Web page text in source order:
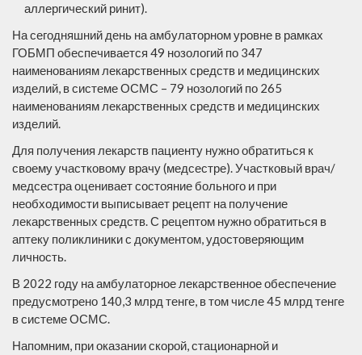
аллергический ринит).
На сегодняшний день на амбулаторном уровне в рамках
ГОБМП обеспечивается 49 нозологий по 347
наименованиям лекарственных средств и медицинских
изделий, в системе ОСМС – 79 нозологий по 265
наименованиям лекарственных средств и медицинских
изделий.
Для получения лекарств пациенту нужно обратиться к
своему участковому врачу (медсестре). Участковый врач/
медсестра оценивает состояние больного и при
необходимости выписывает рецепт на получение
лекарственных средств. С рецептом нужно обратиться в
аптеку поликлиники с документом, удостоверяющим
личность.
В 2022 году на амбулаторное лекарственное обеспечение
предусмотрено 140,3 млрд тенге, в том числе 45 млрд тенге
в системе ОСМС.
Напомним, при оказании скорой, стационарной и